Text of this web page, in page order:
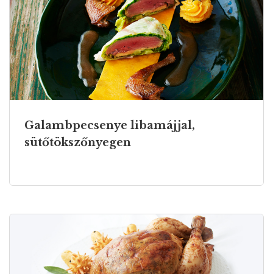
Galambpecsenye libamájjal,
sütőtökszőnyegen